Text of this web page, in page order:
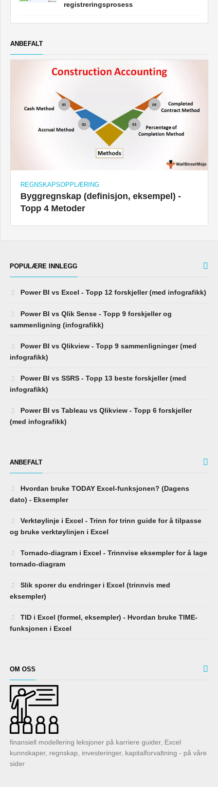
registreringsprosess
ANBEFALT
REGNSKAPSOPPLÆRING
Byggregnskap (definisjon, eksempel) -
Topp 4 Metoder
POPULÆRE INNLEGG
Power BI vs Excel - Topp 12 forskjeller (med infografikk)
Power BI vs Qlik Sense - Topp 9 forskjeller og
sammenligning (infografikk)
Power BI vs Qlikview - Topp 9 sammenligninger (med
infografikk)
Power BI vs SSRS - Topp 13 beste forskjeller (med
infografikk)
Power BI vs Tableau vs Qlikview - Topp 6 forskjeller
(med infografikk)
ANBEFALT
Hvordan bruke TODAY Excel-funksjonen? (Dagens
dato) - Eksempler
Verktøylinje i Excel - Trinn for trinn guide for å tilpasse
og bruke verktøylinjen i Excel
Tornado-diagram i Excel - Trinnvise eksempler for å lage
tornado-diagram
Slik sporer du endringer i Excel (trinnvis med
eksempler)
TID i Excel (formel, eksempler) - Hvordan bruke TIME-
funksjonen i Excel
OM OSS
finansiell modellering leksjoner på karriere guider, Excel
kunnskaper, regnskap, investeringer, kapitalforvaltning - på våre
sider